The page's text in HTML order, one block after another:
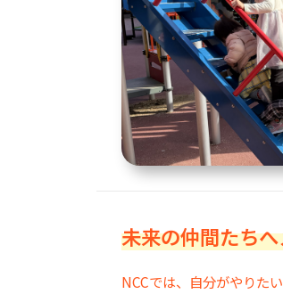
未来の仲間たち
NCCでは、自分がやりた